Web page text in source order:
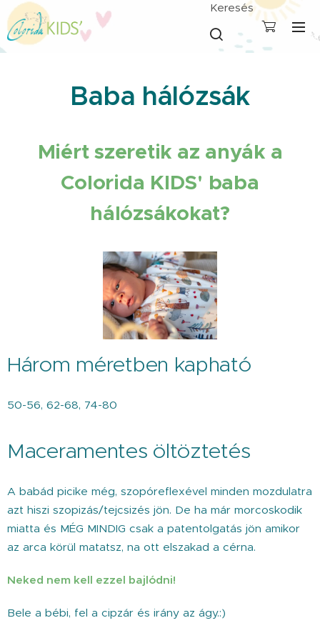
Keresés
Baba hálózsák
Miért szeretik az anyák a
Colorida KIDS' baba
hálózsákokat?
Három méretben kapható
50-56, 62-68, 74-80
Maceramentes öltöztetés
A babád picike még, szopóreflexével minden mozdulatra
azt hiszi szopizás/tejcsizés jön. De ha már morcoskodik
miatta és MÉG MINDIG csak a patentolgatás jön amikor
az arca körül matatsz, na ott elszakad a cérna.
Neked nem kell ezzel bajlódni!
Bele a bébi, fel a cipzár és irány az ágy.:)